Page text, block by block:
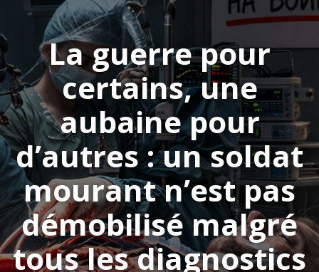
La guerre pour
certains, une
aubaine pour
d’autres : un soldat
mourant n’est pas
démobilisé malgré
tous les diagnostics